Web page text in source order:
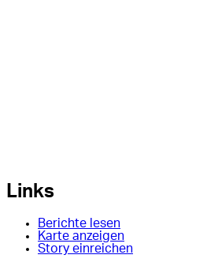
Links
Berichte lesen
Karte anzeigen
Story einreichen